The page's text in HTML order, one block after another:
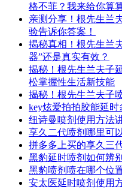
格不菲？我来给你算
亲测分享！根先生兰
验告诉你答案！
揭秘真相！根先生兰
器”还是真实有效？
揭秘！根先生兰夫子
松掌握性生活新技能
揭秘！根先生兰夫子
key炫爱拍拍胶能延
纽诗曼喷剂使用方法
享久二代喷剂哪里可
拼多多上买的享久三
黑豹延时喷剂如何辨
黑豹喷剂喷在哪个位
安太医延时喷剂使用